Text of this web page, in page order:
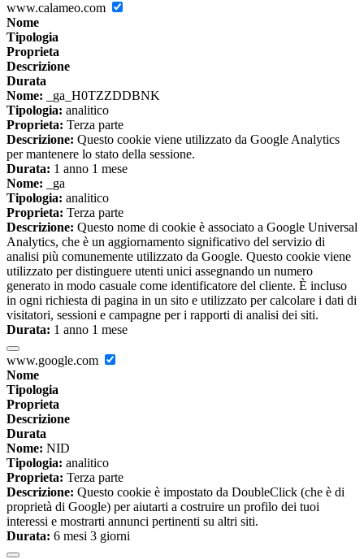
www.calameo.com
Nome
Tipologia
Proprieta
Descrizione
Durata
Nome: _ga_H0TZZDDBNK
Tipologia: analitico
Proprieta: Terza parte
Descrizione: Questo cookie viene utilizzato da Google Analytics
per mantenere lo stato della sessione.
Durata: 1 anno 1 mese
Nome: _ga
Tipologia: analitico
Proprieta: Terza parte
Descrizione: Questo nome di cookie è associato a Google Universal
Analytics, che è un aggiornamento significativo del servizio di
analisi più comunemente utilizzato da Google. Questo cookie viene
utilizzato per distinguere utenti unici assegnando un numero
generato in modo casuale come identificatore del cliente. È incluso
in ogni richiesta di pagina in un sito e utilizzato per calcolare i dati di
visitatori, sessioni e campagne per i rapporti di analisi dei siti.
Durata: 1 anno 1 mese
www.google.com
Nome
Tipologia
Proprieta
Descrizione
Durata
Nome: NID
Tipologia: analitico
Proprieta: Terza parte
Descrizione: Questo cookie è impostato da DoubleClick (che è di
proprietà di Google) per aiutarti a costruire un profilo dei tuoi
interessi e mostrarti annunci pertinenti su altri siti.
Durata: 6 mesi 3 giorni